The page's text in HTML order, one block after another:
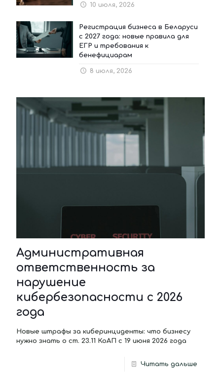
10 июля, 2026
Регистрация бизнеса в Беларуси
с 2027 года: новые правила для
ЕГР и требования к
бенефициарам
8 июля, 2026
Административная
ответственность за
нарушение
кибербезопасности с 2026
года
Новые штрафы за киберинциденты: что бизнесу
нужно знать о ст. 23.11 КоАП с 19 июня 2026 года
Читать дальше